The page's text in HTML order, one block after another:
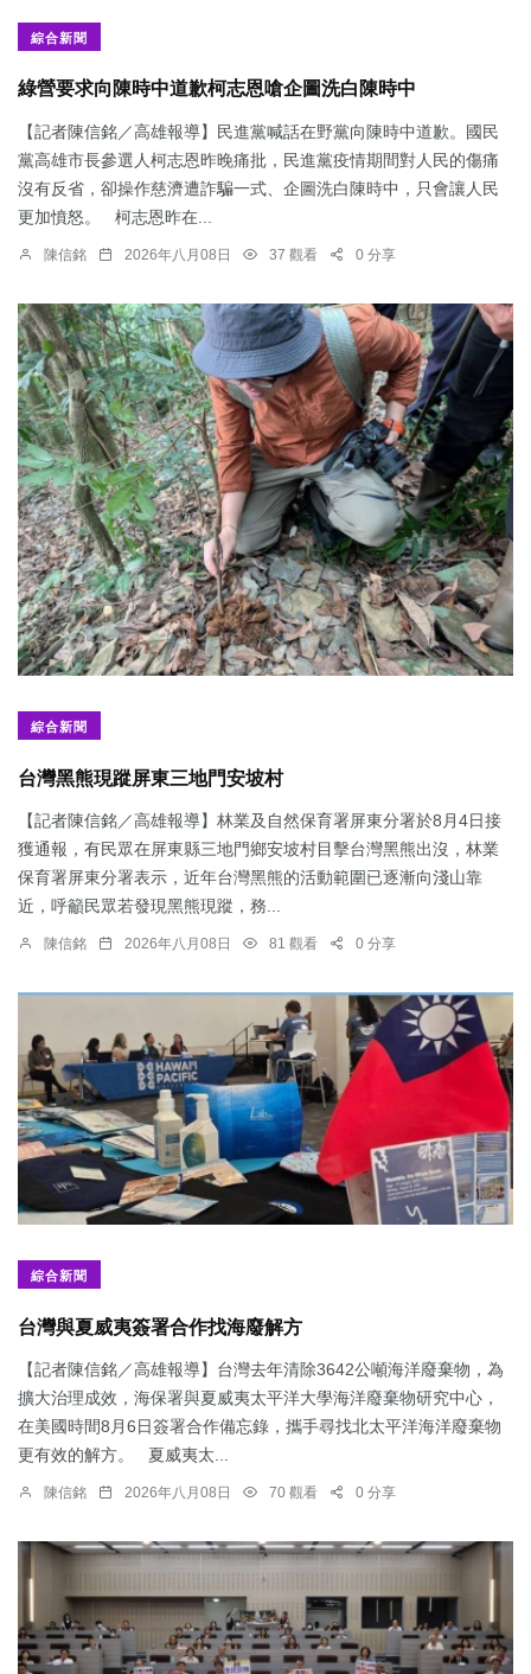
綜合新聞
綠營要求向陳時中道歉柯志恩嗆企圖洗白陳時中
【記者陳信銘／高雄報導】民進黨喊話在野黨向陳時中道歉。國民
黨高雄市長參選人柯志恩昨晚痛批，民進黨疫情期間對人民的傷痛
沒有反省，卻操作慈濟遭詐騙一式、企圖洗白陳時中，只會讓人民
更加憤怒。 柯志恩昨在...
陳信銘 2026年八月08日 37 觀看 0 分享
綜合新聞
台灣黑熊現蹤屏東三地門安坡村
【記者陳信銘／高雄報導】林業及自然保育署屏東分署於8月4日接
獲通報，有民眾在屏東縣三地門鄉安坡村目擊台灣黑熊出沒，林業
保育署屏東分署表示，近年台灣黑熊的活動範圍已逐漸向淺山靠
近，呼籲民眾若發現黑熊現蹤，務...
陳信銘 2026年八月08日 81 觀看 0 分享
綜合新聞
台灣與夏威夷簽署合作找海廢解方
【記者陳信銘／高雄報導】台灣去年清除3642公噸海洋廢棄物，為
擴大治理成效，海保署與夏威夷太平洋大學海洋廢棄物研究中心，
在美國時間8月6日簽署合作備忘錄，攜手尋找北太平洋海洋廢棄物
更有效的解方。 夏威夷太...
陳信銘 2026年八月08日 70 觀看 0 分享